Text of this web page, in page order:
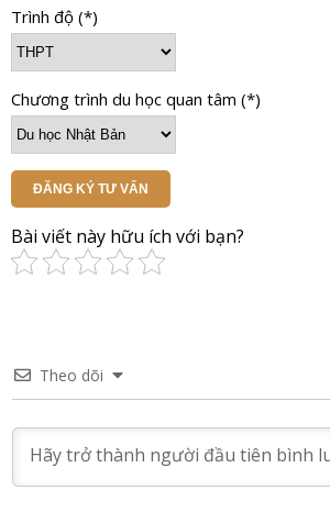
Trình độ (*)
Chương trình du học quan tâm (*)
ĐĂNG KÝ TƯ VẤN
Bài viết này hữu ích với bạn?
Theo dõi